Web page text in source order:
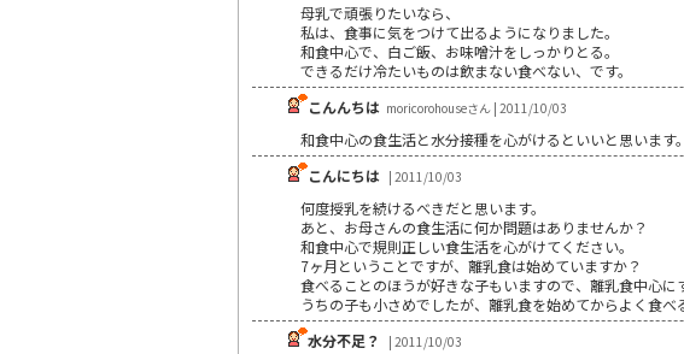
母乳で頑張りたいなら、
私は、食事に気をつけて出るようになりました。
和食中心で、白ご飯、お味噌汁をしっかりとる。
できるだけ冷たいものは飲まない食べない、です。
こんんちは moricorohouseさん | 2011/10/03
和食中心の食生活と水分接種を心がけるといいと思います。
こんにちは | 2011/10/03
何度授乳を続けるべきだと思います。
あと、お母さんの食生活に何か問題はありませんか？
和食中心で規則正しい食生活を心がけてください。
7ヶ月ということですが、離乳食は始めていますか？
食べることのほうが好きな子もいますので、離乳食中心に
うちの子も小さめでしたが、離乳食を始めてからよく食
水分不足？
| 2011/10/03